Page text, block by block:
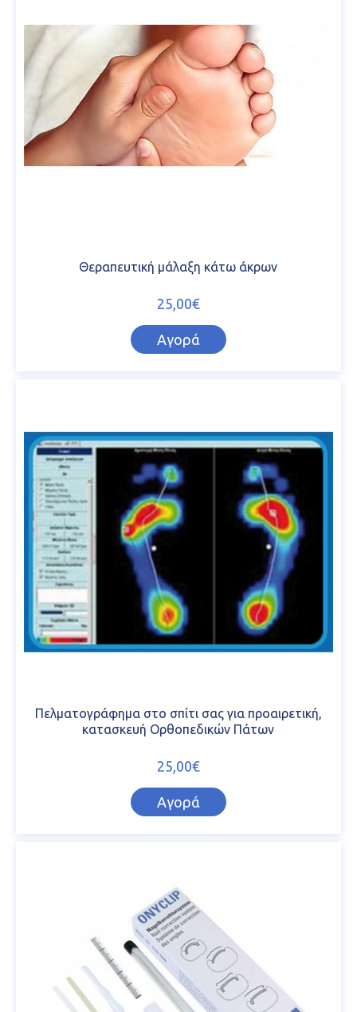
Θεραπευτική μάλαξη κάτω άκρων
25,00€
Αγορά
Πελματογράφημα στο σπίτι σας για προαιρετική,
κατασκευή Ορθοπεδικών Πάτων
25,00€
Αγορά